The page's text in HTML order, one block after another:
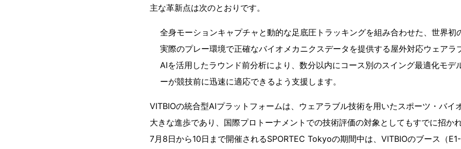
主な革新点は次のとおりです。
全身モーションキャプチャと動的な足底圧トラッキングを組み合わせた、世界初
実際のプレー環境で正確なバイオメカニクスデータを提供する屋外対応ウェアラ
AIを活用したラウンド前分析により、数分以内にコース別のスイング最適化モデ
ーが競技前に迅速に適応できるよう支援します。
VITBIOの統合型AIプラットフォームは、ウェアラブル技術を用いたスポーツ・バイ
大きな進歩であり、国際プロトーナメントでの技術評価の対象としてもすでに招かれ
7月8日から10日まで開催されるSPORTEC Tokyoの期間中は、VITBIOのブース（